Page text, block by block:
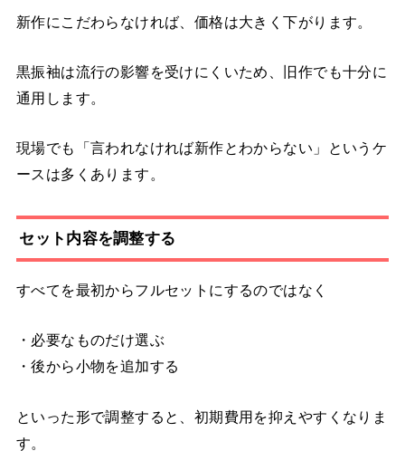
新作にこだわらなければ、価格は大きく下がります。
黒振袖は流行の影響を受けにくいため、旧作でも十分に
通用します。
現場でも「言われなければ新作とわからない」というケ
ースは多くあります。
セット内容を調整する
すべてを最初からフルセットにするのではなく
・必要なものだけ選ぶ
・後から小物を追加する
といった形で調整すると、初期費用を抑えやすくなりま
す。